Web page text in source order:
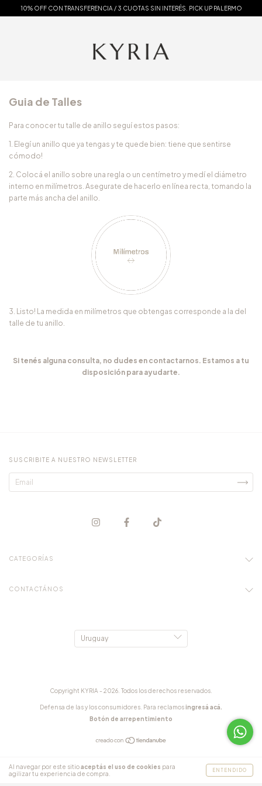
10% OFF CON TRANSFERENCIA / 3 CUOTAS SIN INTERÉS. PICK UP PALERMO
Al navegar por este sitioaceptás el uso de cookies para
agilizar tu experiencia de compra.
ENTENDIDO
Guia de Talles
Para conocer tu talle de anillo seguí estos pasos:
1. Elegí un anillo que ya tengas y te quede bien: tiene que sentirse
cómodo!
2. Colocá el anillo sobre una regla o un centímetro y medí el diámetro
interno en milímetros. Asegurate de hacerlo en línea recta, tomando la
parte más ancha del anillo.
3. Listo! La medida en milímetros que obtengas corresponde a la del
talle de tu anillo.
Si tenés alguna consulta, no dudes en contactarnos. Estamos a tu
disposición para ayudarte.
SUSCRIBITE A NUESTRO NEWSLETTER
CATEGORÍAS
CONTACTÁNOS
Copyright KYRIA - 2026. Todos los derechos reservados.
Defensa de las y los consumidores. Para reclamosingresá acá.
Botón de arrepentimiento